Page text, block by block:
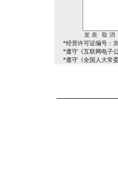
*经营许可证编号：
*遵守《互联网电子
*遵守《全国人大常